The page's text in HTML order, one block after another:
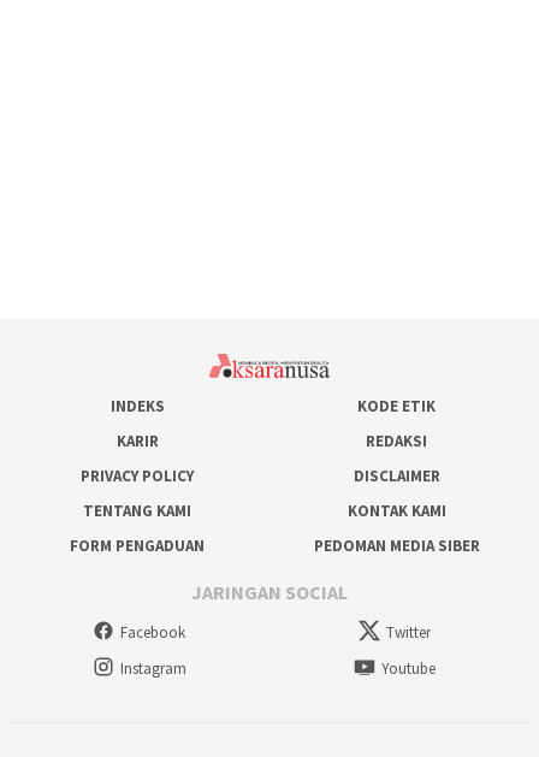
INDEKS
KODE ETIK
KARIR
REDAKSI
PRIVACY POLICY
DISCLAIMER
TENTANG KAMI
KONTAK KAMI
FORM PENGADUAN
PEDOMAN MEDIA SIBER
JARINGAN SOCIAL
Facebook
Twitter
Instagram
Youtube